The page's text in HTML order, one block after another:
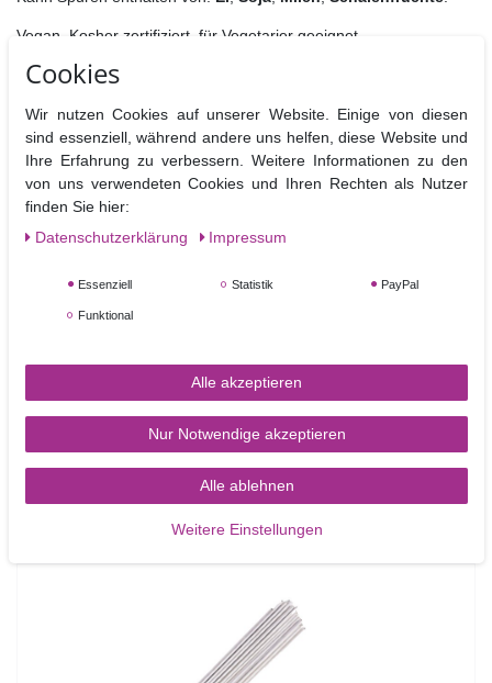
Vegan, Kosher zertifiziert, für Vegetarier geeignet.
Maximal verwendbare Dosis: 8 g/kg.
Die Verpackung ist in folgenden Sprachen gehalten: Englisch,
Französisch, Niederländisch, Italienisch, Spanisch und Deutsch
(auf der Tube).
Verpackt in Blisterpackung.
Inhalt: 25 Gramm.
Ähnliche Artikel
Cookies
Wir nutzen Cookies auf unserer Website. Einige von diesen
sind essenziell, während andere uns helfen, diese Website und
Ihre Erfahrung zu verbessern. Weitere Informationen zu den
von uns verwendeten Cookies und Ihren Rechten als Nutzer
finden Sie hier:
Daten­schutz­erklärung
Impressum
Essenziell Statistik PayPal
Funktional
Alle akzeptieren
Nur Notwendige akzeptieren
Alle ablehnen
Weitere Einstellungen